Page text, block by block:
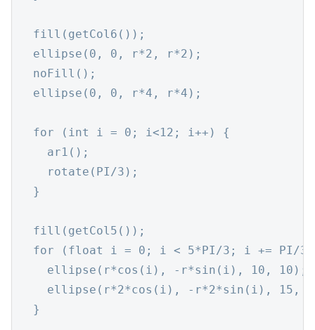
  fill(getCol6());
  ellipse(0, 0, r*2, r*2);
  noFill();
  ellipse(0, 0, r*4, r*4);
  for (int i = 0; i<12; i++) {
    ar1();
    rotate(PI/3);
  }
  fill(getCol5());
for (float i = 0; i < 5*PI/3; i += PI/
    ellipse(r*cos(i), -r*sin(i), 10, 10);
ellipse(r*2*cos(i), -r*2*sin(i), 15,
  }